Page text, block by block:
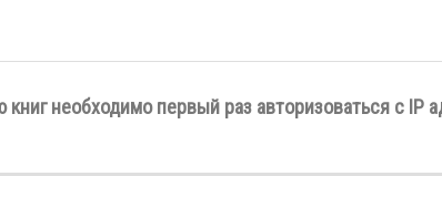
книг необходимо первый раз авторизоваться с IP